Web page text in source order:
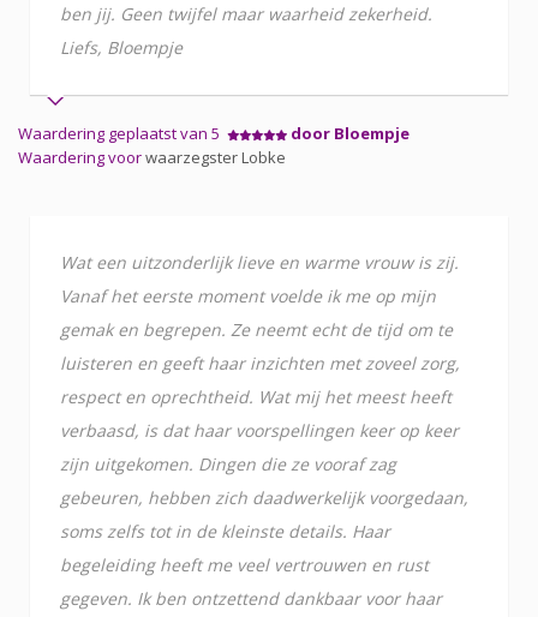
ben jij. Geen twijfel maar waarheid zekerheid.
Liefs, Bloempje
Waardering geplaatst van 5
door Bloempje
Waardering voorwaarzegster Lobke
Wat een uitzonderlijk lieve en warme vrouw is zij.
Vanaf het eerste moment voelde ik me op mijn
gemak en begrepen. Ze neemt echt de tijd om te
luisteren en geeft haar inzichten met zoveel zorg,
respect en oprechtheid. Wat mij het meest heeft
verbaasd, is dat haar voorspellingen keer op keer
zijn uitgekomen. Dingen die ze vooraf zag
gebeuren, hebben zich daadwerkelijk voorgedaan,
soms zelfs tot in de kleinste details. Haar
begeleiding heeft me veel vertrouwen en rust
gegeven. Ik ben ontzettend dankbaar voor haar